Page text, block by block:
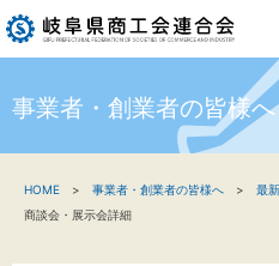
新着
事業者・創業者の皆様へ
HOME 事業者・創業者の皆様へ 最
商談会・展示会詳細